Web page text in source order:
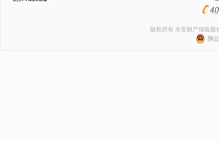
版权所有 永安财产保险股
陕